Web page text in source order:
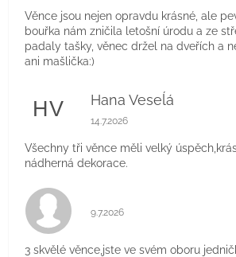
Věnce jsou nejen opravdu krásné, ale
bouřka nám zničila letošní úrodu a ze
padaly tašky, věnec držel na dveřích a
ani mašlička:)
HV Hana Veseĺá
Hodnocení obchodu je 5 z 5
14.7.2026
Všechny tři věnce měli velký
nádherná dekorace.
Hodnocení obchodu je 5 z 5
9.7.2026
3 skvělé věnce,jste ve svém oboru